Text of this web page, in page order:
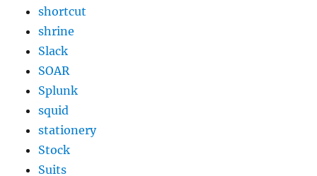
shortcut
shrine
Slack
SOAR
Splunk
squid
stationery
Stock
Suits